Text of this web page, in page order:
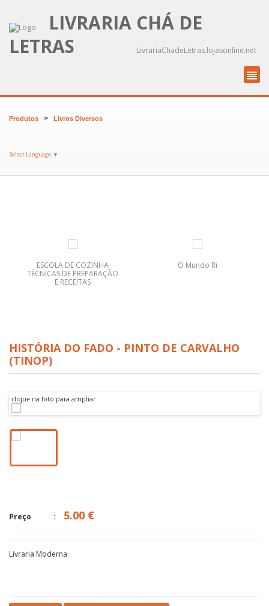
LIVRARIA CHÁ DE
LETRAS
LivrariaChadeLetras.lojasonline.net
Produtos > Livros Diversos
Select Language ▼
ESCOLA DE COZINHA
TÉCNICAS DE PREPARAÇÃO
E RECEITAS
O Mundo Ri
HISTÓRIA DO FADO - PINTO DE CARVALHO
(TINOP)
clique na foto para ampliar
Preço 5.00 €
Livraria Moderna